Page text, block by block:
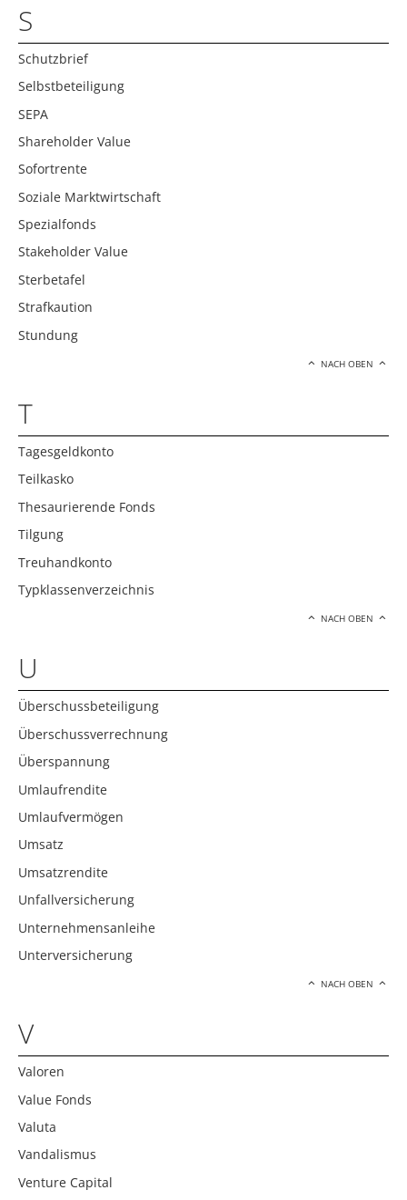
S
Schutzbrief
Selbstbeteiligung
SEPA
Shareholder Value
Sofortrente
Soziale Marktwirtschaft
Spezialfonds
Stakeholder Value
Sterbetafel
Strafkaution
Stundung
NACH OBEN
T
Tagesgeldkonto
Teilkasko
Thesaurierende Fonds
Tilgung
Treuhandkonto
Typklassenverzeichnis
NACH OBEN
U
Überschussbeteiligung
Überschussverrechnung
Überspannung
Umlaufrendite
Umlaufvermögen
Umsatz
Umsatzrendite
Unfallversicherung
Unternehmensanleihe
Unterversicherung
NACH OBEN
V
Valoren
Value Fonds
Valuta
Vandalismus
Venture Capital